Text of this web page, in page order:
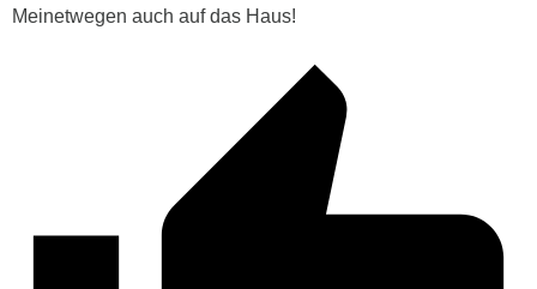
Meinetwegen auch auf das Haus!